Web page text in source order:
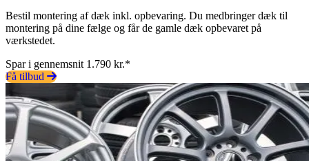
Bestil montering af dæk inkl. opbevaring. Du medbringer dæk til
montering på dine fælge og får de gamle dæk opbevaret på
værkstedet.
Spar i gennemsnit 1.790 kr.*
Få tilbud